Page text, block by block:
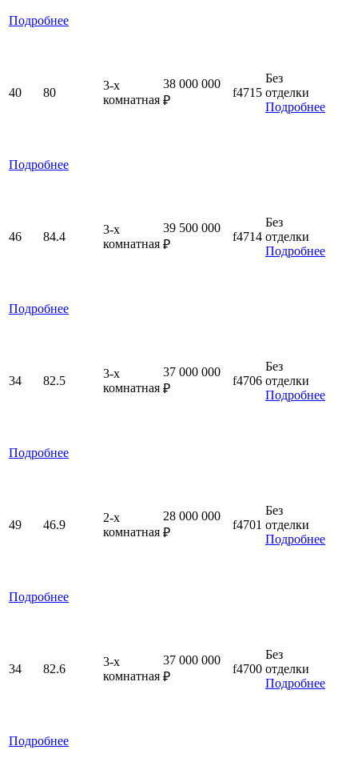
Подробнее
40 80
3-x
комнатная
38 000 000
₽
f4715
Без
отделки
Подробнее
Подробнее
46 84.4
3-x
комнатная
39 500 000
₽
f4714
Без
отделки
Подробнее
Подробнее
34 82.5
3-x
комнатная
37 000 000
₽
f4706
Без
отделки
Подробнее
Подробнее
49 46.9
2-x
комнатная
28 000 000
₽
f4701
Без
отделки
Подробнее
Подробнее
34 82.6
3-x
комнатная
37 000 000
₽
f4700
Без
отделки
Подробнее
Подробнее